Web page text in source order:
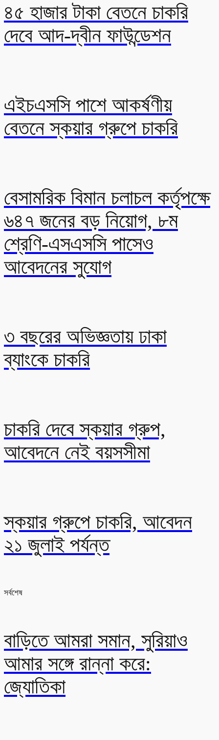
৪৫ হাজার টাকা বেতনে চাকরি
দেবে আদ-দ্বীন ফাউন্ডেশন
এইচএসসি পাশে আকর্ষণীয়
বেতনে স্কয়ার গ্রুপে চাকরি
বেসামরিক বিমান চলাচল কর্তৃপক্ষে
৬৪৭ জনের বড় নিয়োগ, ৮ম
শ্রেণি-এসএসসি পাসেও
আবেদনের সুযোগ
৩ বছরের অভিজ্ঞতায় ঢাকা
ব্যাংকে চাকরি
চাকরি দেবে স্কয়ার গ্রুপ,
আবেদনে নেই বয়সসীমা
স্কয়ার গ্রুপে চাকরি, আবেদন
২১ জুলাই পর্যন্ত
সর্বশেষ
বাড়িতে আমরা সমান, সুরিয়াও
আমার সঙ্গে রান্না করে:
জ্যোতিকা